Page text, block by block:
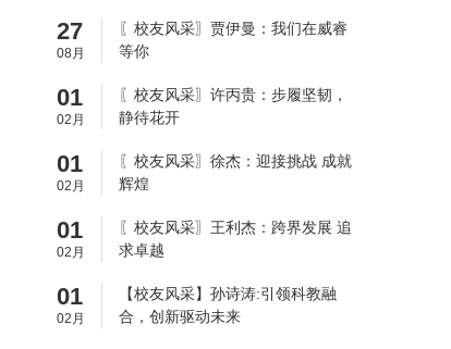
27
08月
〖校友风采〗贾伊曼：我们在威睿
等你
01
02月
〖校友风采〗许丙贵：步履坚韧，
静待花开
01
02月
〖校友风采〗徐杰：迎接挑战 成就
辉煌
01
02月
〖校友风采〗王利杰：跨界发展 追
求卓越
01
02月
【校友风采】孙诗涛:引领科教融
合，创新驱动未来